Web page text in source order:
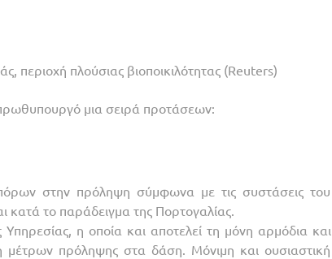
περιοχή πλούσιας βιοποικιλότητας (Reuters)
μια σειρά προτάσεων:
στην πρόληψη σύμφωνα με τις συστάσεις του
το παράδειγμα της Πορτογαλίας.
η οποία και αποτελεί τη μόνη αρμόδια και
μέτρων πρόληψης στα δάση. Μόνιμη και ουσιαστική